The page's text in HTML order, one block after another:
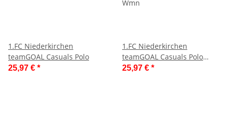
1.FC Niederkirchen
teamGOAL Casuals Polo
25,97 € *
1.FC Niederkirchen
teamGOAL Casuals Polo
Wmn
25,97 € *